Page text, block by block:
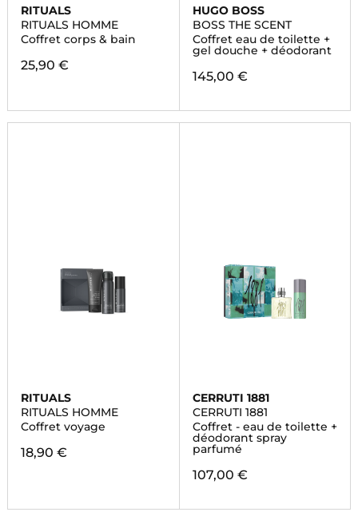
RITUALS
RITUALS HOMME
Coffret corps & bain
25,90 €
HUGO BOSS
BOSS THE SCENT
Coffret eau de toilette +
gel douche + déodorant
145,00 €
RITUALS
RITUALS HOMME
Coffret voyage
18,90 €
CERRUTI 1881
CERRUTI 1881
Coffret - eau de toilette +
déodorant spray
parfumé
107,00 €